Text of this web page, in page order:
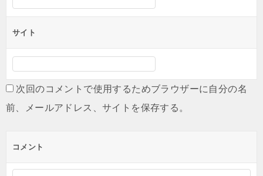
サイト
次回のコメントで使用するためブラウザーに自分の名
前、メールアドレス、サイトを保存する。
コメント